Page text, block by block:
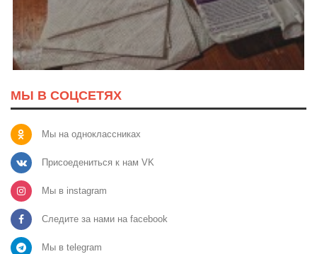
МЫ В СОЦСЕТЯХ
Мы на одноклассниках
Присоедениться к нам VK
Мы в instagram
Следите за нами на facebook
Мы в telegram